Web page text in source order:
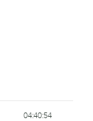
04:40:54